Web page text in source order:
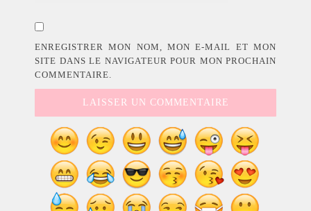
ENREGISTRER MON NOM, MON E-MAIL ET MON
SITE DANS LE NAVIGATEUR POUR MON PROCHAIN
COMMENTAIRE.